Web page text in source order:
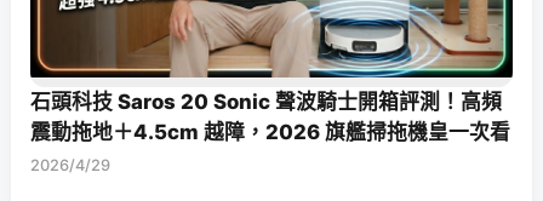
石頭科技 Saros 20 Sonic 聲波騎士開箱評測！高頻
震動拖地＋4.5cm 越障，2026 旗艦掃拖機皇一次看
2026/4/29